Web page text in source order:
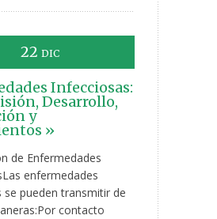
22 DIC
Infecciosas:
Desarrollo,
y
»
de Enfermedades
enfermedades
se pueden transmitir de
contacto